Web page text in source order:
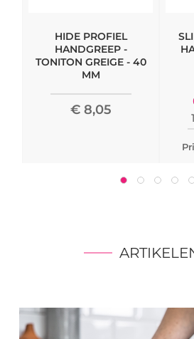
HIDE PROFIEL
HANDGREEP -
TONITON GREIGE - 40
MM
€ 8,05
1